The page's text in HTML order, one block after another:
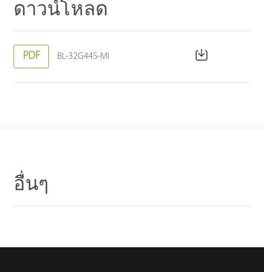
ดาวน์โหลด
PDF BL-32G44S-MI
อื่นๆ